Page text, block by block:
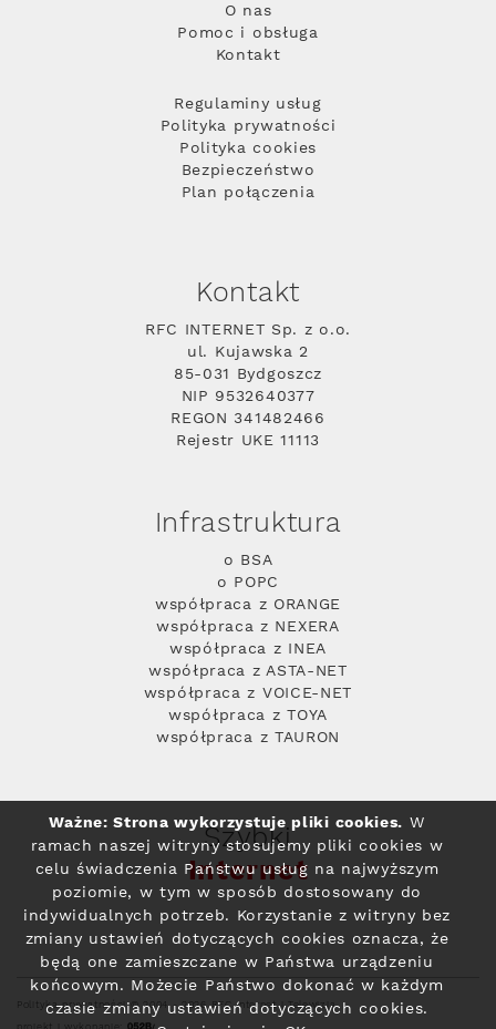
O nas
Pomoc i obsługa
Kontakt
Regulaminy usług
Polityka prywatności
Polityka cookies
Bezpieczeństwo
Plan połączenia
Kontakt
RFC INTERNET Sp. z o.o.
ul. Kujawska 2
85-031 Bydgoszcz
NIP 9532640377
REGON 341482466
Rejestr UKE 11113
Infrastruktura
o BSA
o POPC
współpraca z ORANGE
współpraca z NEXERA
współpraca z INEA
współpraca z ASTA-NET
współpraca z VOICE-NET
współpraca z TOYA
współpraca z TAURON
Szybki
Internet
Polityka prywatności© 2004 - 2026 RFC Internet i Telewizja
Ważne: Strona wykorzystuje pliki cookies. W
ramach naszej witryny stosujemy pliki cookies w
celu świadczenia Państwu usług na najwyższym
poziomie, w tym w sposób dostosowany do
indywidualnych potrzeb. Korzystanie z witryny bez
zmiany ustawień dotyczących cookies oznacza, że
będą one zamieszczane w Państwa urządzeniu
końcowym. Możecie Państwo dokonać w każdym
czasie zmiany ustawień dotyczących cookies.